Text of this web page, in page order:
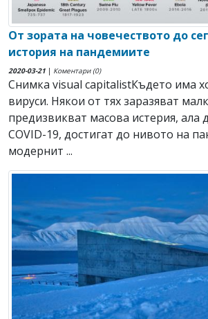
От зората на човечеството до
история на пандемиите
2020-03-21 | Коментари (0)
Снимка visual capitalistКъдето има
вируси. Някои от тях заразяват
предизвикват масова истерия, ала
COVID-19, достигат до нивото на
модернит ...